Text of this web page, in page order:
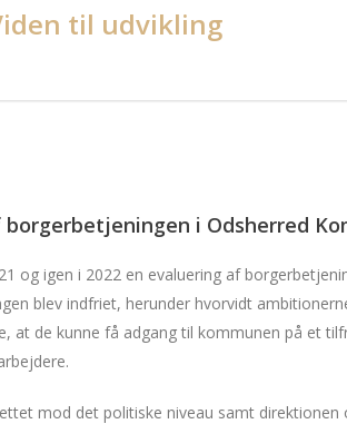
borgerbetjeningen i Odsherred
og igen i 2022 en evaluering af
blev indfriet, herunder hvorvidt
at de kunne få adgang til kommunen på et
mod det politiske niveau samt